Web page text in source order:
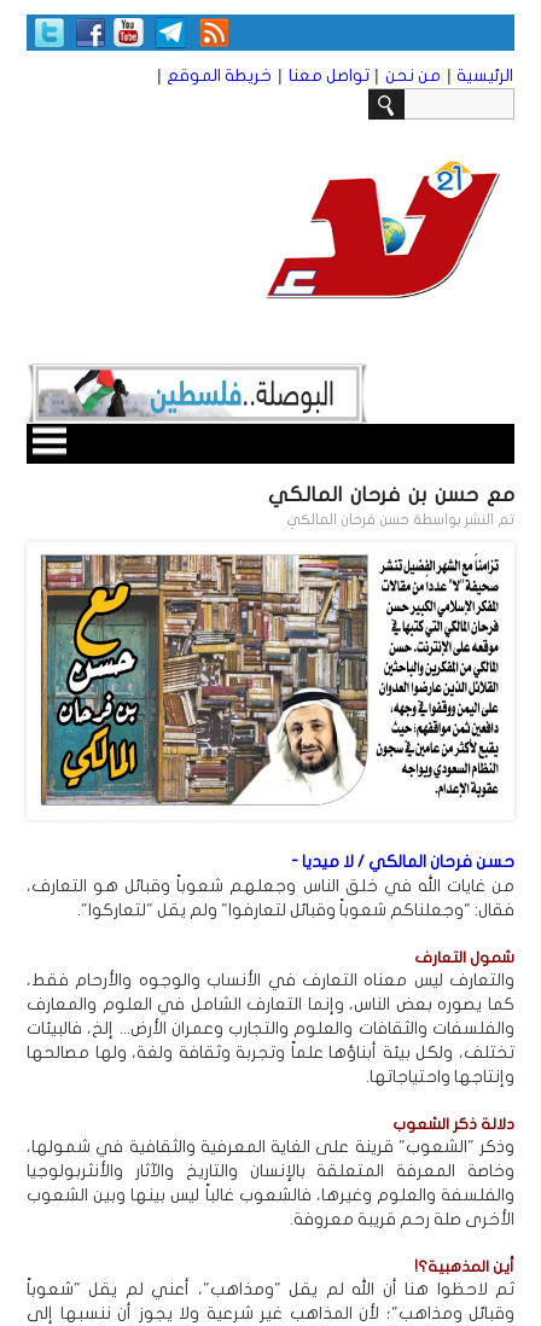
الرئيسية | من نحن | تواصل معنا | خريطة الموقع |
مع حسن بن فرحان المالكي
تم النشر بواسطة حسن فرحان المالكي
حسن فرحان المالكي / لا ميديا -
من غايات الله في خلق الناس وجعلهم شعوباً وقبائل هو التعارف،
فقال: "وجعلناكم شعوباً وقبائل لتعارفوا" ولم يقل "لتعاركوا".
شمول التعارف
والتعارف ليس معناه التعارف في الأنساب والوجوه والأرحام فقط،
كما يصوره بعض الناس، وإنما التعارف الشامل في العلوم والمعارف
والفلسفات والثقافات والعلوم والتجارب وعمران الأرض... إلخ، فالبيئات
تختلف، ولكل بيئة أبناؤها علماً وتجربة وثقافة ولغة، ولها مصالحها
وإنتاجها واحتياجاتها.
دلالة ذكر الشعوب
وذكر "الشعوب" قرينة على الغاية المعرفية والثقافية في شمولها،
وخاصة المعرفة المتعلقة بالإنسان والتاريخ والآثار والأنثربولوجيا
والفلسفة والعلوم وغيرها، فالشعوب غالباً ليس بينها وبين الشعوب
الأخرى صلة رحم قريبة معروفة.
أين المذهبية؟!
ثم لاحظوا هنا أن الله لم يقل "ومذاهب"، أعني لم يقل "شعوباً
وقبائل ومذاهب"؛ لأن المذاهب غير شرعية ولا يجوز أن ننسبها إلى